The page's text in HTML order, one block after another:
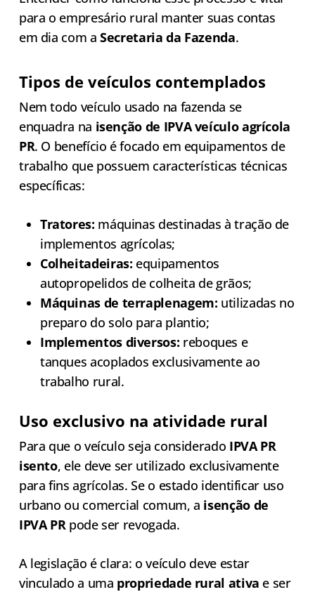
para o empresário rural manter suas contas
em dia com aSecretaria da Fazenda.
Tipos de veículos contemplados
Nem todo veículo usado na fazenda se
enquadra na isenção de IPVA veículo agrícola
PR. O benefício é focado em equipamentos de
trabalho que possuem características técnicas
específicas:
Tratores: máquinas destinadas à tração de
implementos agrícolas;
Colheitadeiras: equipamentos
autopropelidos de colheita de grãos;
Máquinas de terraplenagem: utilizadas no
preparo do solo para plantio;
Implementos diversos: reboques e
tanques acoplados exclusivamente ao
trabalho rural.
Uso exclusivo na atividade rural
Para que o veículo seja considerado IPVA PR
isento, ele deve ser utilizado exclusivamente
para fins agrícolas. Se o estado identificar uso
urbano ou comercial comum, a isenção de
IPVA PR pode ser revogada.
A legislação é clara: o veículo deve estar
vinculado a uma propriedade rural ativa e ser